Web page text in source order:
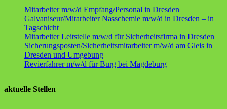
Mitarbeiter m/w/d Empfang/Personal in Dresden
Galvaniseur/Mitarbeiter Nasschemie m/w/d in Dresden – in
Tagschicht
Mitarbeiter Leitstelle m/w/d für Sicherheitsfirma in Dresden
Sicherungsposten/Sicherheitsmitarbeiter m/w/d am Gleis in
Dresden und Umgebung
Revierfahrer m/w/d für Burg bei Magdeburg
aktuelle Stellen